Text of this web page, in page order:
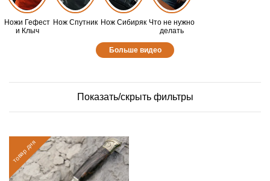
Ножи Гефест
и Клыч
Нож Спутник Нож Сибиряк Что не нужно
делать
Больше видео
Показать/скрыть фильтры
товар дня